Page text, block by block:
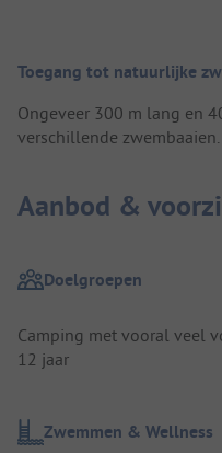
Toegang tot natuurlijke
Ongeveer 300 m lang en
verschillende zwembaaien.
Aanbod &
Doelgroepen
Camping met vooral veel
12 jaar
Zwemmen & Wellness